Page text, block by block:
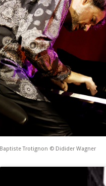
Baptiste Trotignon © Didider Wagner